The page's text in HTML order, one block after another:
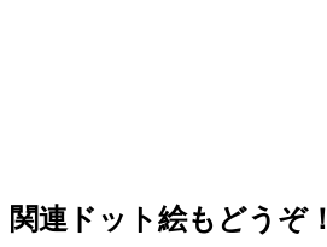
関連ドット絵もどうぞ！